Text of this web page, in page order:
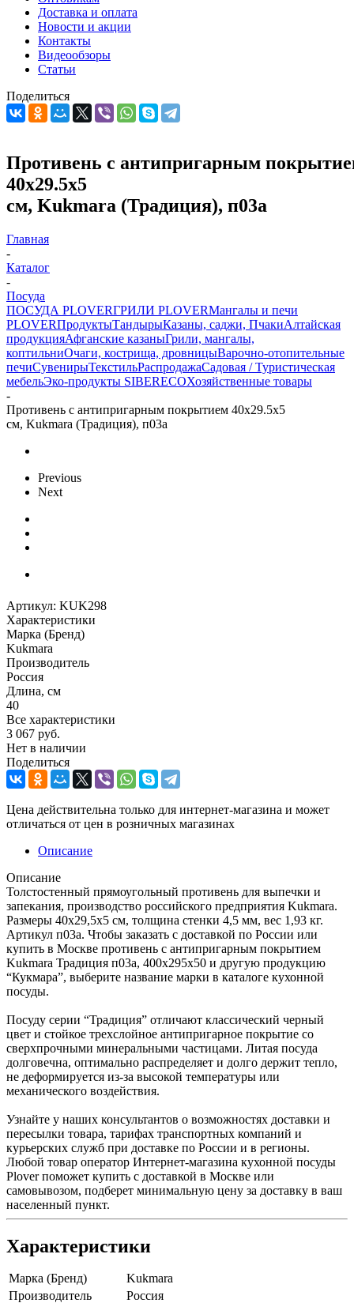
Доставка и оплата
Новости и акции
Контакты
Видеообзоры
Статьи
Поделиться
Противень с антипригарным
40х29.5х5
см, Kukmara (Традиция), п03а
Главная
-
Каталог
-
Посуда
ПОСУДА PLOVERГРИЛИ PLOVERМангалы и печи
PLOVERПродуктыТандырыКазаны, саджи, ПчакиАлтайская
продукцияАфганские казаныГрили, мангалы,
коптильниОчаги, кострища, дровницыВарочно-отопительные
печиСувенирыТекстильРаспродажаСадовая / Туристическая
мебельЭко-продукты SIBERECOХозяйственные товары
-
Противень с антипригарным покрытием 40х29.5х5
см, Kukmara (Традиция), п03а
Previous
Next
Артикул: KUK298
Характеристики
Марка (Бренд)
Kukmara
Производитель
Россия
Длина, см
40
Все характеристики
3 067 руб.
Нет в наличии
Поделиться
Цена действительна только для интернет-магазина и может
отличаться от цен в розничных магазинах
Описание
Описание
Толстостенный прямоугольный противень для выпечки и
запекания, производство российского предприятия Kukmara.
Размеры 40х29,5х5 см, толщина стенки 4,5 мм, вес 1,93 кг.
Артикул п03а. Чтобы заказать с доставкой по России или
купить в Москве противень с антипригарным покрытием
Kukmara Традиция п03а, 400х295х50 и другую продукцию
“Кукмара”, выберите название марки в каталоге кухонной
посуды.
Посуду серии “Традиция” отличают классический черный
цвет и стойкое трехслойное антипригарное покрытие со
сверхпрочными минеральными частицами. Литая посуда
долговечна, оптимально распределяет и долго держит тепло,
не деформируется из-за высокой температуры или
механического воздействия.
Узнайте у наших консультантов о возможностях доставки и
пересылки товара, тарифах транспортных компаний и
курьерских служб при доставке по России и в регионы.
Любой товар оператор Интернет-магазина кухонной посуды
Plover поможет купить с доставкой в Москве или
самовывозом, подберет минимальную цену за доставку в ваш
населенный пункт.
Характеристики
Марка (Бренд)
Kukmara
Производитель
Россия